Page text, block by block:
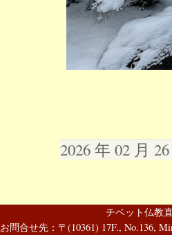
2026 年 02 月
チベット仏教
お問合せ先：〒(10361) 17F., No.136,